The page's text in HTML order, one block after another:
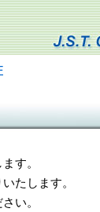
す。
たします。
い。